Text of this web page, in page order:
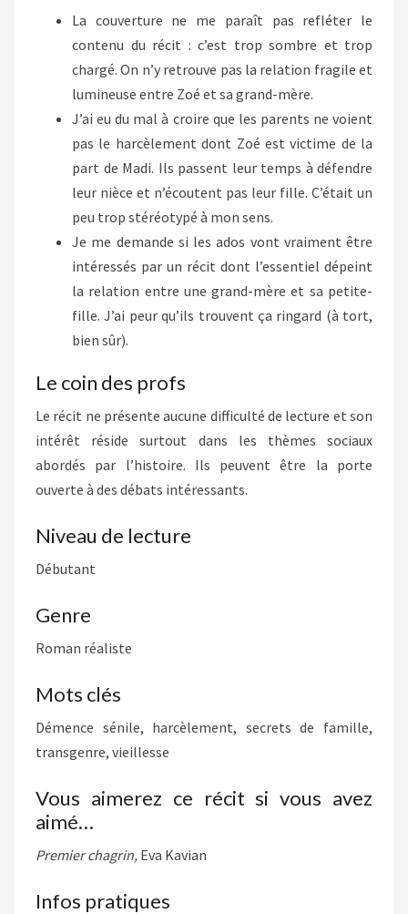
La couverture ne me paraît pas refléter le
contenu du récit : c’est trop sombre et trop
chargé. On n’y retrouve pas la relation fragile et
lumineuse entre Zoé et sa grand-mère.
J’ai eu du mal à croire que les parents ne voient
pas le harcèlement dont Zoé est victime de la
part de Madi. Ils passent leur temps à défendre
leur nièce et n’écoutent pas leur fille. C’était un
peu trop stéréotypé à mon sens.
Je me demande si les ados vont vraiment être
intéressés par un récit dont l’essentiel dépeint
la relation entre une grand-mère et sa petite-
fille. J’ai peur qu’ils trouvent ça ringard (à tort,
bien sûr).
Le coin des profs
Le récit ne présente aucune difficulté de lecture et son
intérêt réside surtout dans les thèmes sociaux
abordés par l’histoire. Ils peuvent être la porte
ouverte à des débats intéressants.
Niveau de lecture
Débutant
Genre
Roman réaliste
Mots clés
Démence sénile, harcèlement, secrets de famille,
transgenre, vieillesse
Vous aimerez ce récit si vous avez
aimé…
Premier chagrin, Eva Kavian
Infos pratiques